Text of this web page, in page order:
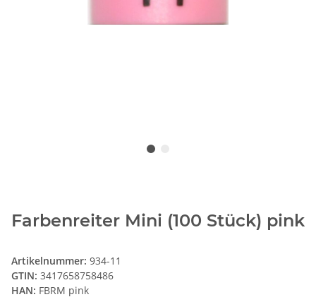
Farbenreiter Mini (100 Stück) pink
Artikelnummer: 934-11
GTIN: 3417658758486
HAN: FBRM pink